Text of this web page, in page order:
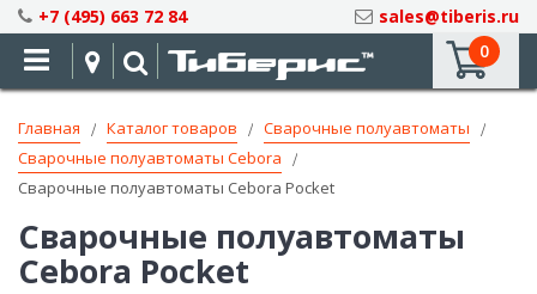
Skip
to
Content
+7 (495) 663 72 84
sales@tiberis.ru
0
Главная Каталог товаров
Сварочные полуавтоматы
Сварочные полуавтоматы Cebora
Сварочные полуавтоматы Cebora Pocket
Сварочные полуавтоматы
Cebora Pocket